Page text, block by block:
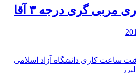
مربی گری درجه ۳ آقا